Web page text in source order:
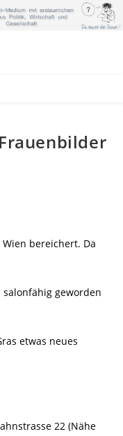
bereichert. Da
salonfähig geworden
etwas neues
22 (Nähe